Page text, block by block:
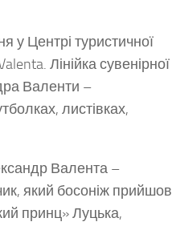
у Центрі туристичної
Лінійка сувенірної
Валенти –
листівках,
Валента –
який босоніж прийшов
принц» Луцька,